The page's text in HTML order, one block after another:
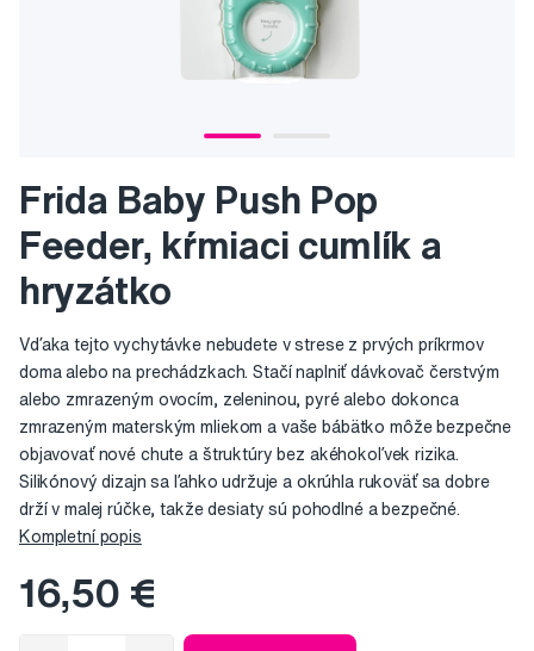
Frida Baby Push Pop
Feeder, kŕmiaci cumlík a
hryzátko
Vďaka tejto vychytávke nebudete v strese z prvých príkrmov
doma alebo na prechádzkach. Stačí naplniť dávkovač čerstvým
alebo zmrazeným ovocím, zeleninou, pyré alebo dokonca
zmrazeným materským mliekom a vaše bábätko môže bezpečne
objavovať nové chute a štruktúry bez akéhokoľvek rizika.
Silikónový dizajn sa ľahko udržuje a okrúhla rukoväť sa dobre
drží v malej rúčke, takže desiaty sú pohodlné a bezpečné.
Kompletní popis
16,50 €